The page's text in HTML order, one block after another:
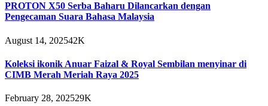
PROTON X50 Serba Baharu Dilancarkan dengan
Pengecaman Suara Bahasa Malaysia
August 14, 202542K
Koleksi ikonik Anuar Faizal & Royal Sembilan menyinar di
CIMB Merah Meriah Raya 2025
February 28, 202529K